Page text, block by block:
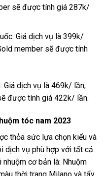
sẽ được tính giá 287k/
Giá dịch vụ là 399k/
member sẽ được tính
Giá dịch vụ là 469k/ lần,
được tính giá 422k/ lần.
tóc nam 2023
thỏa sức lựa chọn kiểu và
dịch vụ phù hợp với tất cả
cơ bản là: Nhuộm